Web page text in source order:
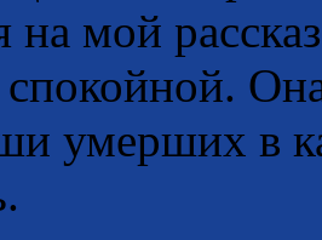
на мой
спокойной.
умерших в